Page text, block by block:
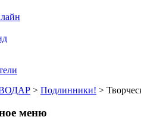
> Подлинники! >
меню